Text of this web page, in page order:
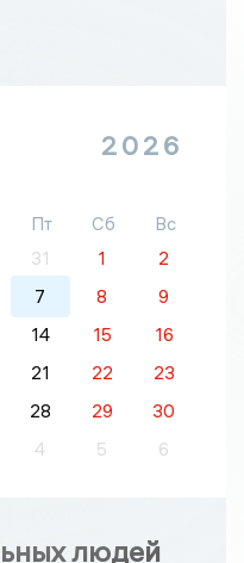
2026
Пт Сб
Вс
31 1
2
7 8
9
14 15
16
21 22
23
28 29
30
4 5 6
людей